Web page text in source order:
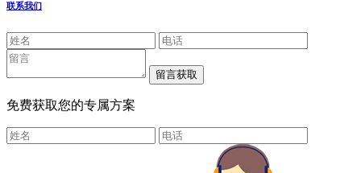
联系我们
免费获取您的专属方案